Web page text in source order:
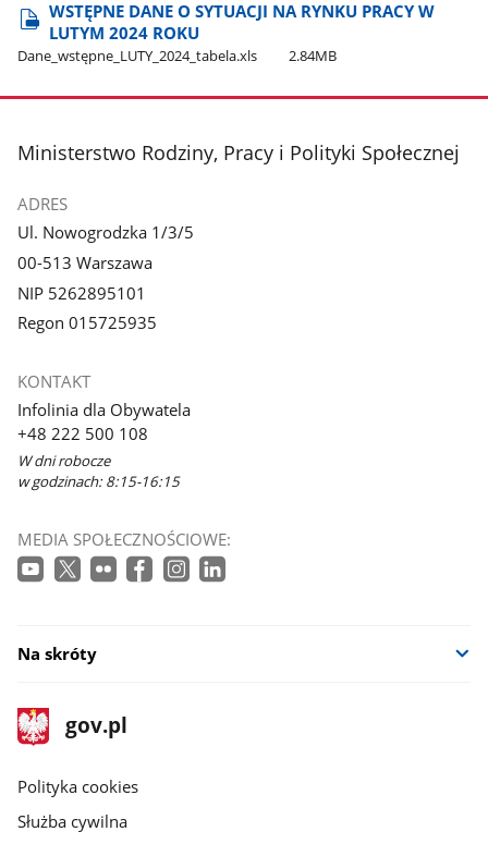
WSTĘPNE DANE O SYTUACJI NA RYNKU PRACY W
LUTYM 2024 ROKU
Dane​_wstępne​_LUTY​_2024​_tabela.xls 2.84MB
stopka
Ministerstwo Rodziny, Pracy i Polityki Społecznej
ADRES
Ul. Nowogrodzka 1/3/5
00-513 Warszawa
NIP 5262895101
Regon 015725935
KONTAKT
Infolinia dla Obywatela
+48 222 500 108
W dni robocze
w godzinach: 8:15-16:15
MEDIA SPOŁECZNOŚCIOWE:
Na skróty
stopka
gov.pl
Strona
gov.pl
gov.pl
Polityka cookies
Służba cywilna